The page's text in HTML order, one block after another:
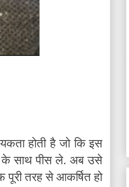
होती है जो कि इस
के साथ पीस ले. अब उसे
तरह से आकर्षित हो